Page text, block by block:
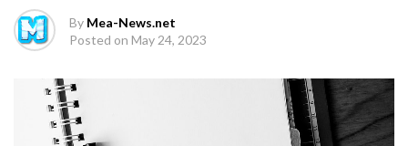
By Mea-News.net
Posted on May 24, 2023